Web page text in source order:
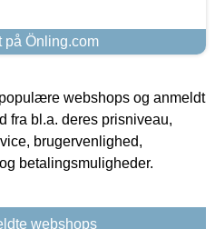
på Önling.com
webshops og anmeldt
fra bl.a. deres prisniveau,
brugervenlighed,
betalingsmuligheder.
webshops